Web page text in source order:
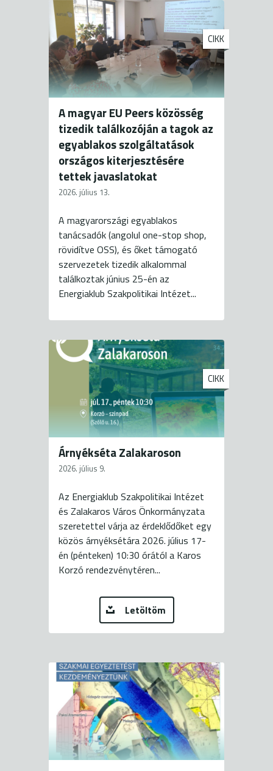
CIKK
A magyar EU Peers közösség
tizedik találkozóján a tagok az
egyablakos szolgáltatások
országos kiterjesztésére
tettek javaslatokat
2026. július 13.
A magyarországi egyablakos
tanácsadók (angolul one-stop shop,
rövidítve OSS), és őket támogató
szervezetek tizedik alkalommal
találkoztak június 25-én az
Energiaklub Szakpolitikai Intézet...
CIKK
Árnyékséta Zalakaroson
2026. július 9.
Az Energiaklub Szakpolitikai Intézet
és Zalakaros Város Önkormányzata
szeretettel várja az érdeklődőket egy
közös árnyéksétára 2026. július 17-
én (pénteken) 10:30 órától a Karos
Korzó rendezvénytéren...
Letöltöm